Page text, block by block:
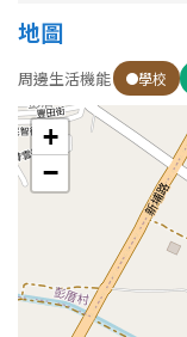
地圖
周邊生活機能 學校
+
−